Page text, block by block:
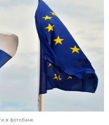
в фотобанк